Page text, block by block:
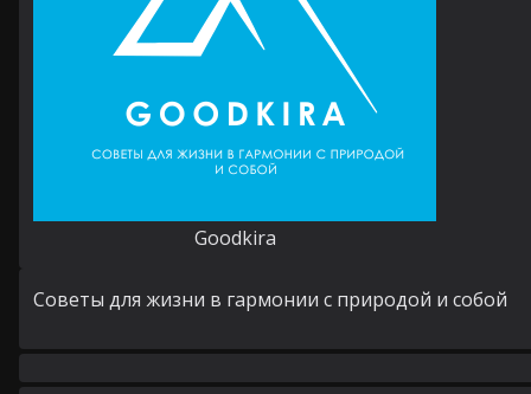
Goodkira
Cоветы для жизни в гармонии с природой и собой